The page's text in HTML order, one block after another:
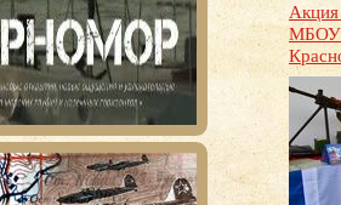
МБОУ